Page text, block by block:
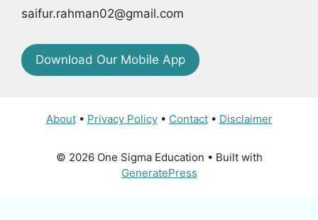
saifur.rahman02@gmail.com
Download Our Mobile App
About• Privacy Policy• Contact• Disclaimer
© 2026 One Sigma Education • Built with
GeneratePress